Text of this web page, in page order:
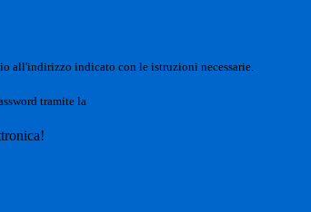
all'indirizzo indicato con le istruzioni necessarie.
tramite la